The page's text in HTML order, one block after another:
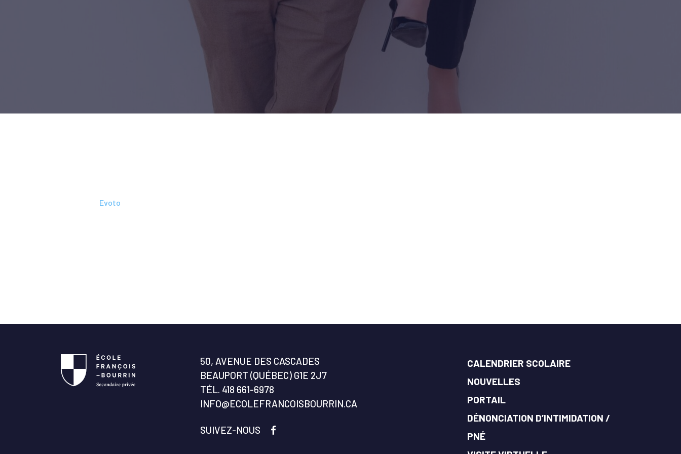
Evoto
50, AVENUE DES CASCADES
BEAUPORT (QUÉBEC) G1E 2J7
TÉL. 418 661-6978
INFO@ECOLEFRANCOISBOURRIN.CA
SUIVEZ-NOUS
CALENDRIER SCOLAIRE
NOUVELLES
PORTAIL
DÉNONCIATION D’INTIMIDATION /
PNÉ